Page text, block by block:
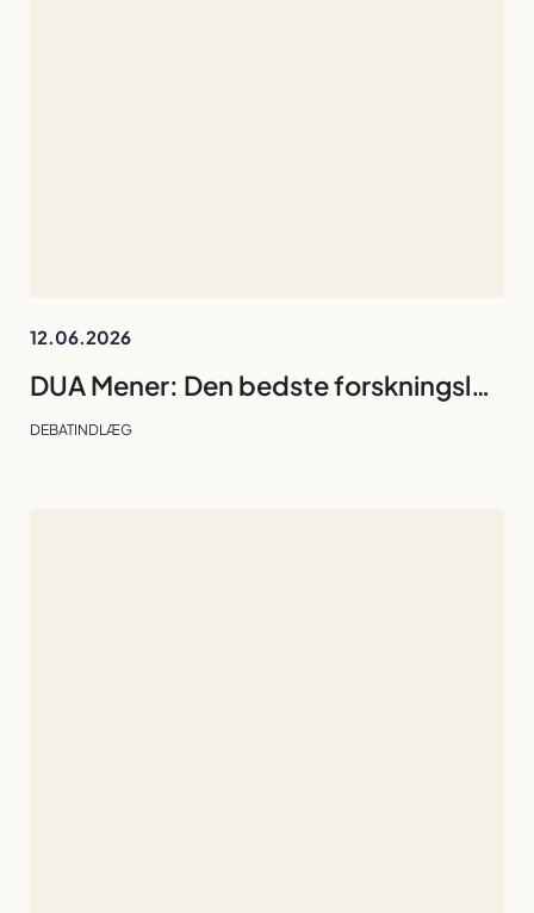
12.06.2026
DUA Mener: Den bedste forskningsleder er den, gruppen kan undvære
DEBATINDLÆG